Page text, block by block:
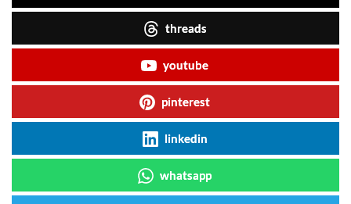
threads
youtube
pinterest
linkedin
whatsapp